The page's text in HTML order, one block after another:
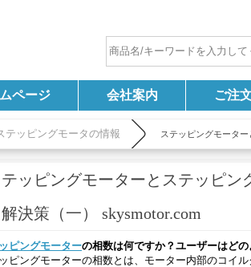
ページ 会社案内 ご注
テッピングモータの情報 ステッピングモータ
テッピングモーターとステッピ
決策（一） skysmotor.com
ピングモーターの相数は何ですか？ユーザーはど
ピングモーターの相数とは、モーター内部のコイ